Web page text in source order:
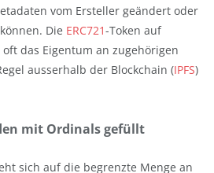
vom Ersteller geändert oder
Die ERC721-Token auf
das Eigentum an zugehörigen
ausserhalb der Blockchain (IPFS)
mit Ordinals gefüllt
sich auf die begrenzte Menge an